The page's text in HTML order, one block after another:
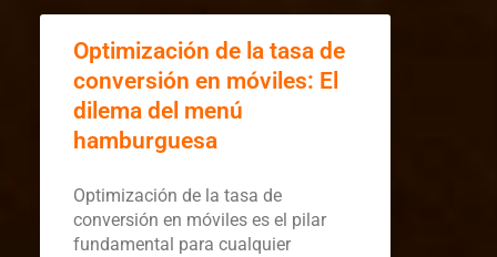
Optimización de la tasa de
conversión en móviles: El
dilema del menú
hamburguesa
Optimización de la tasa de
conversión en móviles es el pilar
fundamental para cualquier